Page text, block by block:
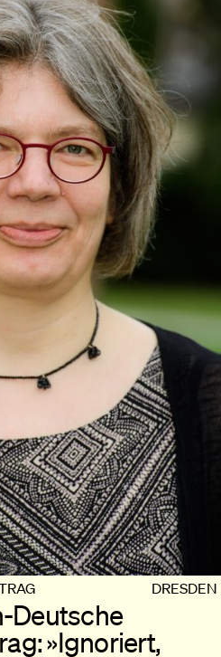
DRESDEN
Deutsche
»Ignoriert,